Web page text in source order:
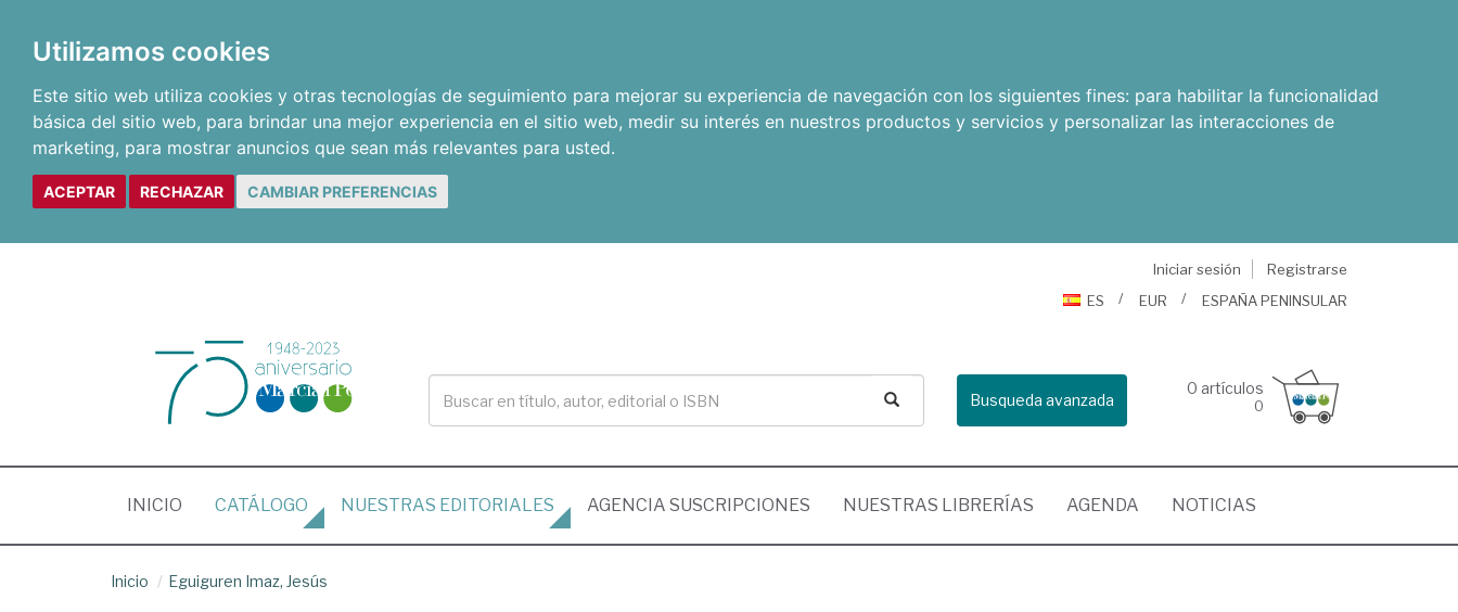
Utilizamos cookies
Este sitio web utiliza cookies y otras tecnologías de seguimiento para mejorar su experiencia de navegación con los siguientes fines: para habilitar la funcionalidad
básica del sitio web, para brindar una mejor experiencia en el sitio web, medir su interés en nuestros productos y servicios y personalizar las interacciones de
marketing, para mostrar anuncios que sean más relevantes para usted.
ACEPTAR RECHAZAR CAMBIAR PREFERENCIAS
Iniciar sesión
Registrarse
ES
EUR ESPAÑA PENINSULAR
Busqueda avanzada
0 artículos
0
INICIO (CURRENT)
CATÁLOGO NUESTRAS EDITORIALES AGENCIA SUSCRIPCIONES NUESTRAS LIBRERÍAS AGENDA NOTICIAS
Inicio Eguiguren Imaz, Jesús